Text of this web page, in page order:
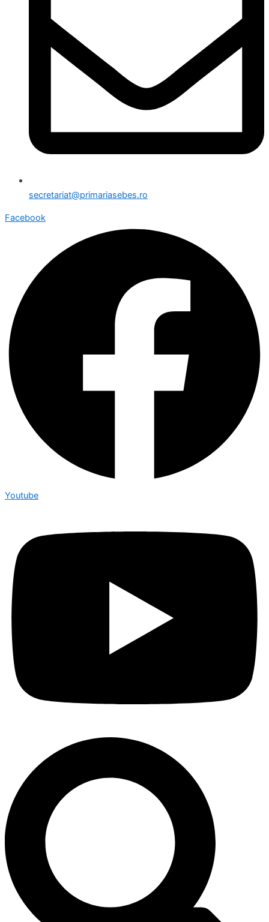
secretariat@primariasebes.ro
Facebook
Youtube